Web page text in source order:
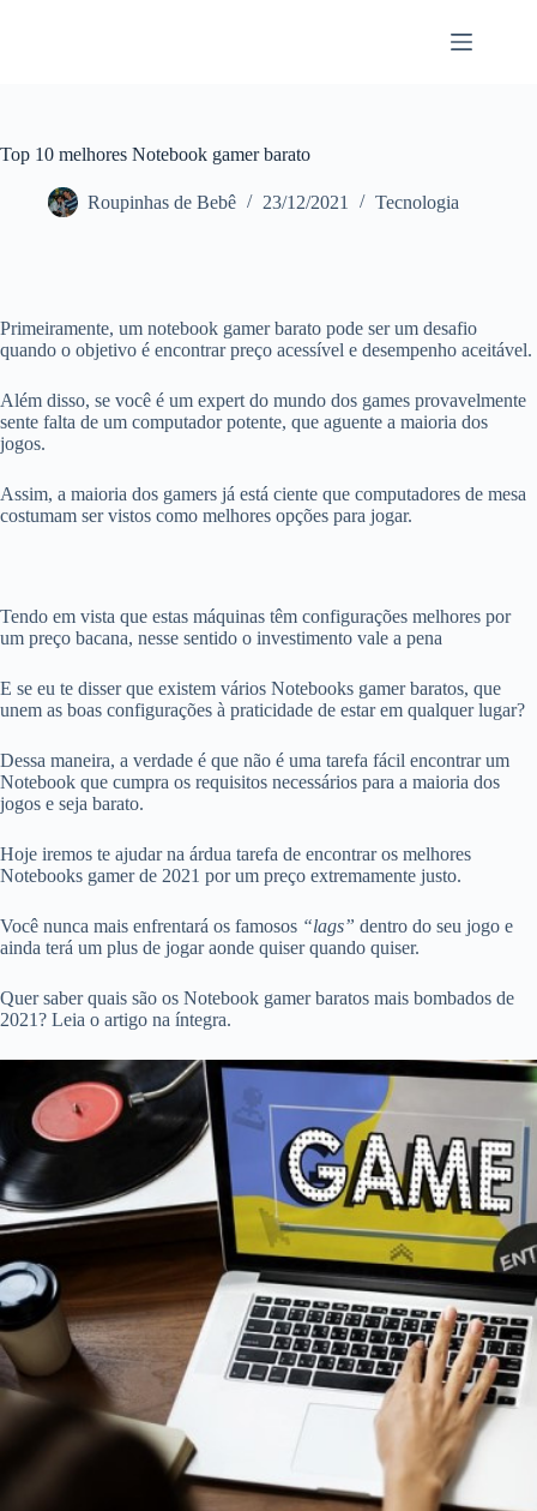
Top 10 melhores Notebook gamer barato
Roupinhas de Bebê 23/12/2021 Tecnologia
Primeiramente, um notebook gamer barato pode ser um desafio
quando o objetivo é encontrar preço acessível e desempenho aceitável.
Além disso, se você é um expert do mundo dos games provavelmente
sente falta de um computador potente, que aguente a maioria dos
jogos.
Assim, a maioria dos gamers já está ciente que computadores de mesa
costumam ser vistos como melhores opções para jogar.
Tendo em vista que estas máquinas têm configurações melhores por
um preço bacana, nesse sentido o investimento vale a pena
E se eu te disser que existem vários Notebooks gamer baratos, que
unem as boas configurações à praticidade de estar em qualquer lugar?
Dessa maneira, a verdade é que não é uma tarefa fácil encontrar um
Notebook que cumpra os requisitos necessários para a maioria dos
jogos e seja barato.
Hoje iremos te ajudar na árdua tarefa de encontrar os melhores
Notebooks gamer de 2021 por um preço extremamente justo.
Você nunca mais enfrentará os famosos “lags” dentro do seu jogo e
ainda terá um plus de jogar aonde quiser quando quiser.
Quer saber quais são os Notebook gamer baratos mais bombados de
2021? Leia o artigo na íntegra.